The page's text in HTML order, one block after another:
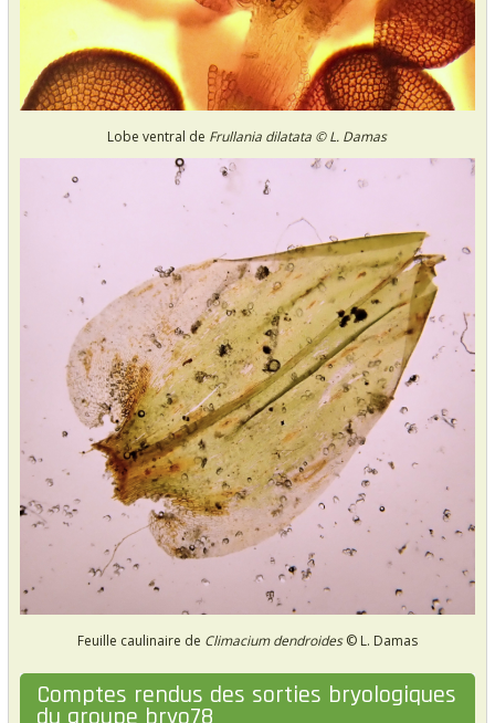
Lobe ventral de Frullania dilatata © L. Damas
Feuille caulinaire de Climacium dendroides© L. Damas
Comptes rendus des sorties bryologiques